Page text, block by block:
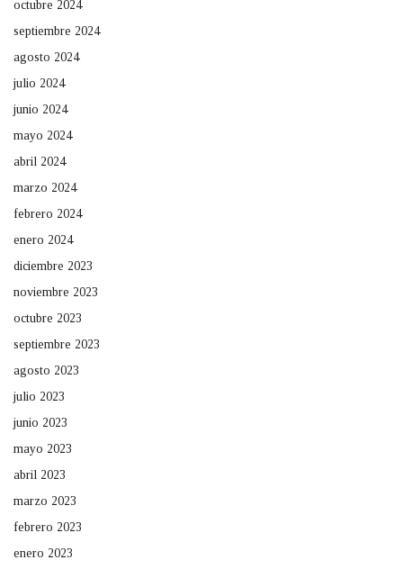
octubre 2024
septiembre 2024
agosto 2024
julio 2024
junio 2024
mayo 2024
abril 2024
marzo 2024
febrero 2024
enero 2024
diciembre 2023
noviembre 2023
octubre 2023
septiembre 2023
agosto 2023
julio 2023
junio 2023
mayo 2023
abril 2023
marzo 2023
febrero 2023
enero 2023